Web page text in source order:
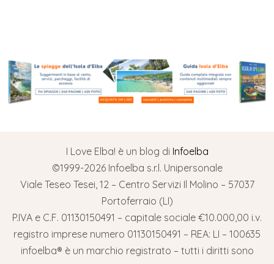
I Love Elba! è un blog di Infoelba
©1999-2026 Infoelba s.r.l. Unipersonale
Viale Teseo Tesei, 12 – Centro Servizi Il Molino – 57037
Portoferraio (LI)
P.IVA e C.F. 01130150491 – capitale sociale €10.000,00 i.v.
registro imprese numero 01130150491 – REA: LI – 100635
infoelba® è un marchio registrato – tutti i diritti sono